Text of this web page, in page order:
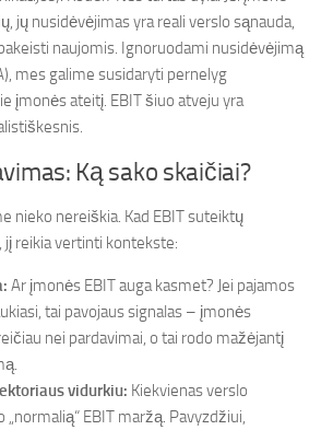
jų nusidėvėjimas yra reali verslo sąnauda,
naujomis. Ignoruodami nusidėvėjimą
mes galime susidaryti pernelyg
įmonės ateitį. EBIT šiuo atveju yra
Ką sako skaičiai?
nieko nereiškia. Kad EBIT suteiktų
reikia vertinti kontekste:
Ar įmonės EBIT auga kasmet? Jei pajamos
tai pavojaus signalas – įmonės
nei pardavimai, o tai rodo mažėjantį
vidurkiu: Kiekvienas verslo
EBIT maržą. Pavyzdžiui,